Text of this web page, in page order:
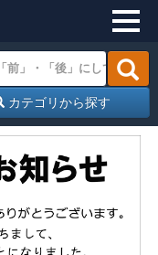
カテゴリから探す